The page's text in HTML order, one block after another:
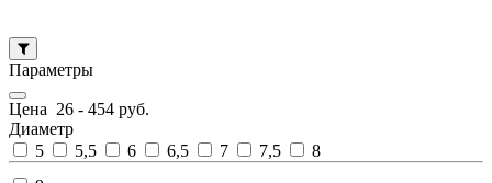
Параметры
Цена 26 - 454 руб.
Диаметр
5
5,5 6 6,5 7 7,5
8